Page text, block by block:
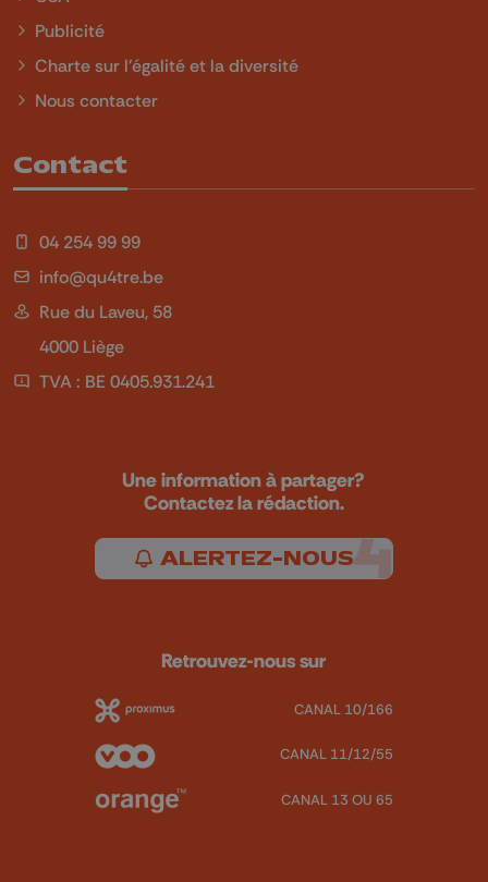
Publicité
Charte sur l'égalité et la diversité
Nous contacter
Contact
04 254 99 99
info@qu4tre.be
Rue du Laveu, 58
4000 Liège
TVA : BE 0405.931.241
Une information à partager?
Contactez la rédaction.
ALERTEZ-NOUS
Retrouvez-nous sur
CANAL 10/166
CANAL 11/12/55
CANAL 13 OU 65